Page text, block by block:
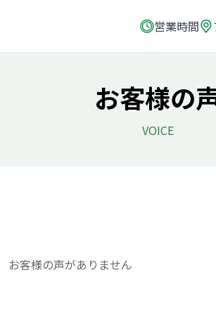
営業時間
お客様の
VOICE
お客様の声がありません